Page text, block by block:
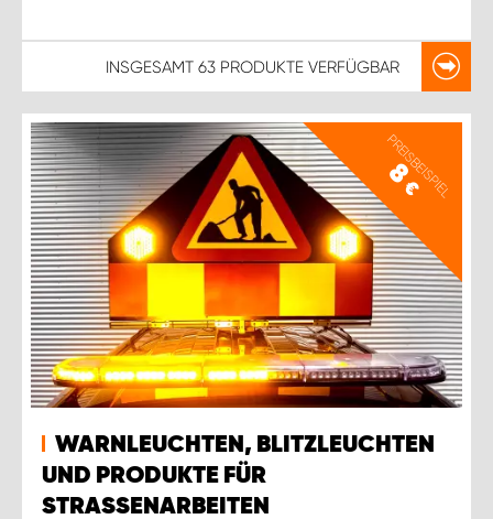
INSGESAMT 63 PRODUKTE VERFÜGBAR
PREISBEISPIEL
8
€
WARNLEUCHTEN, BLITZLEUCHTEN
UND PRODUKTE FÜR
STRASSENARBEITEN